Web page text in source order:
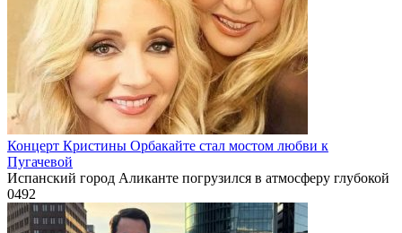
Концерт Кристины Орбакайте стал мостом любви к
Пугачевой
Испанский город Аликанте погрузился в атмосферу глубокой
0492